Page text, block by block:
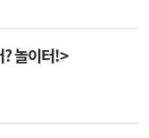
놀이터!>